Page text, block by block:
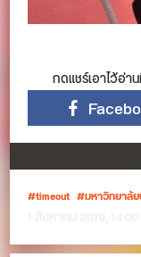
กดแชร์เอาไว้อ่า
timeout มหาวิทยาลั